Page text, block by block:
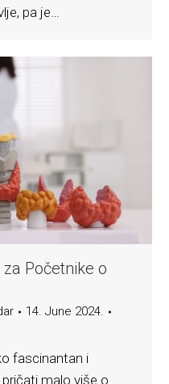
pa je…
Početnike o
14. June 2024.
fascinantan i
malo više o